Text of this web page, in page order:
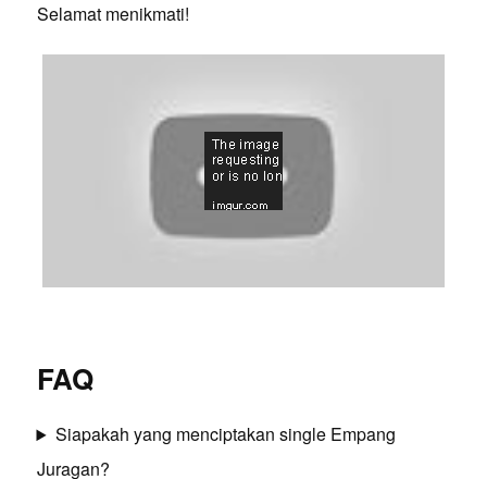
Selamat menikmati!
FAQ
Siapakah yang menciptakan single Empang
Juragan?